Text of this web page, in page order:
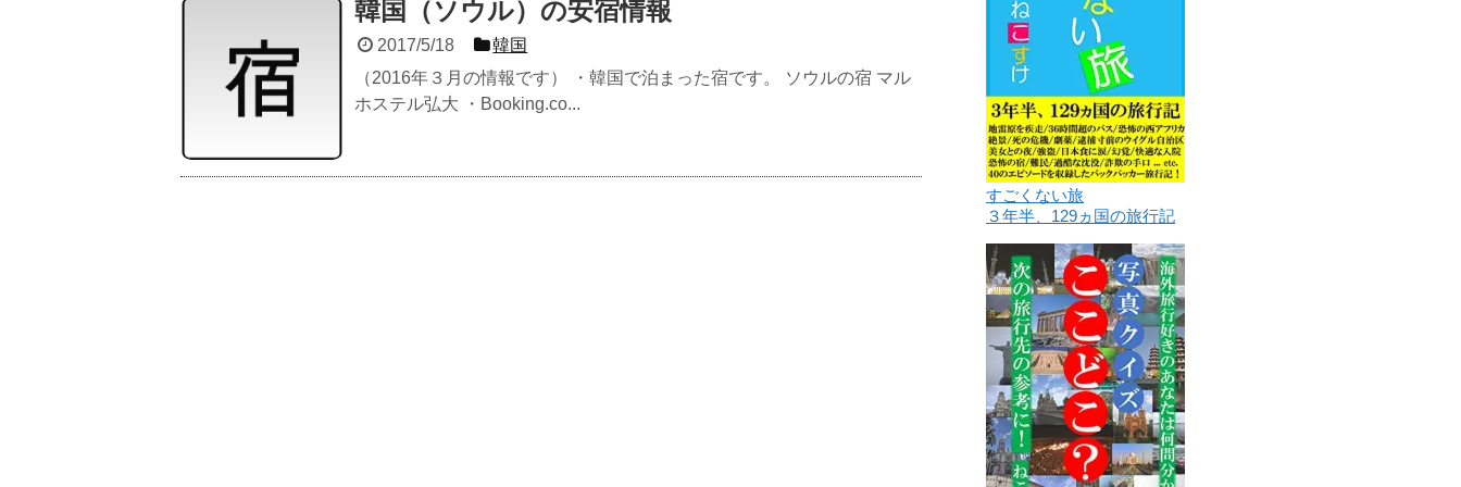
韓国（ソウル）の安宿情報
2017/5/18
韓国
（2016年３月の情報です） ・韓国で泊まった宿です。 ソウルの宿 マル
ホステル弘大 ・Booking.co...
すごくない旅
３年半、129ヵ国の旅行記